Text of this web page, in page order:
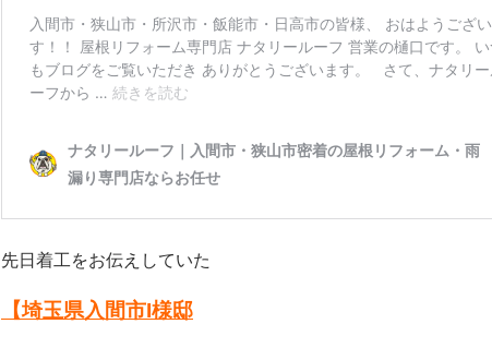
先日着工をお伝えしていた
【埼玉県入間市I様邸